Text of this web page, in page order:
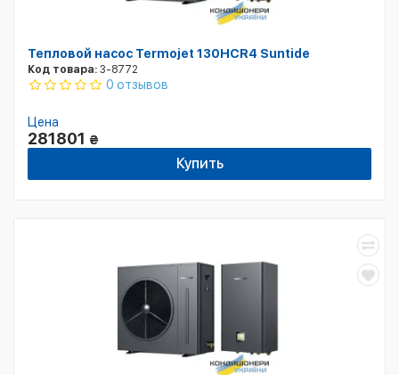
Тепловой насос Termojet 130HCR4 Suntide
Код товара: 3-8772
0 отзывов
Цена
281801 ₴
Купить